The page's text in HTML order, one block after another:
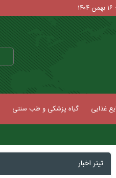
غذایی گیاه پزشکی و طب سنتی
تیتر اخبار